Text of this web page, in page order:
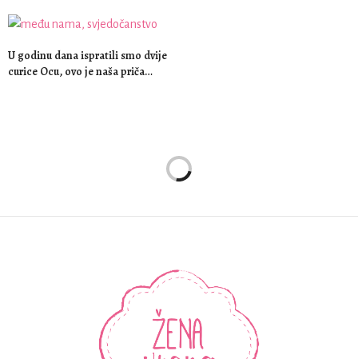
U godinu dana ispratili smo dvije
curice Ocu, ovo je naša priča…